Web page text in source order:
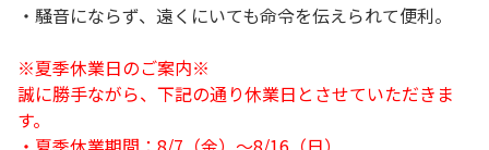
・騒音にならず、遠くにいても命令を伝えられて便利。
※夏季休業日のご案内※
誠に勝手ながら、下記の通り休業日とさせていただきま
す。